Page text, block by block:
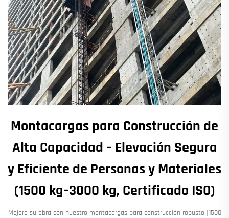
Montacargas para Construcción de
Alta Capacidad – Elevación Segura
y Eficiente de Personas y Materiales
(1500 kg–3000 kg, Certificado ISO)
Mejore su obra con nuestro montacargas para construcción robusto (1500